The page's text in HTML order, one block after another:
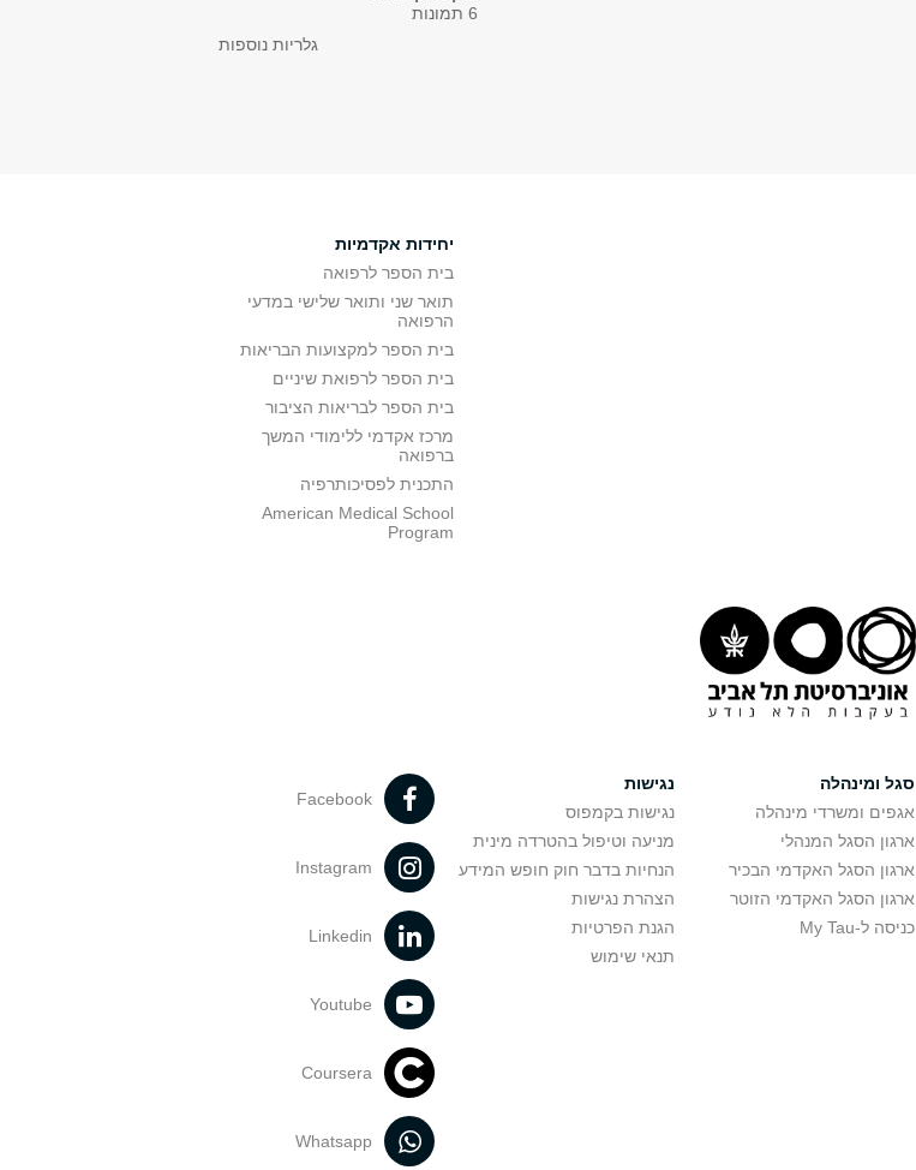
6 תמונות
גלריות נוספות
יחידות אקדמיות
בית הספר לרפואה
תואר שני ותואר שלישי במדעי
הרפואה
בית הספר למקצועות הבריאות
בית הספר לרפואת שיניים
בית הספר לבריאות הציבור
מרכז אקדמי ללימודי המשך
ברפואה
התכנית לפסיכותרפיה
American Medical School
Program
סגל ומינהלה
אגפים ומשרדי מינהלה
ארגון הסגל המנהלי
ארגון הסגל האקדמי הבכיר
ארגון הסגל האקדמי הזוטר
כניסה ל-My Tau
נגישות
נגישות בקמפוס
מניעה וטיפול בהטרדה מינית
הנחיות בדבר חוק חופש המידע
הצהרת נגישות
הגנת הפרטיות
תנאי שימוש
Facebook
Instagram
Linkedin
Youtube
Coursera
Whatsapp